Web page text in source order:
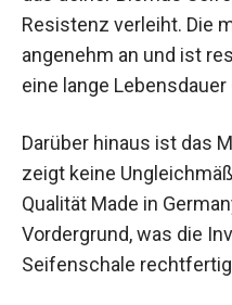
Resistenz verleiht. Die
angenehm an und ist
eine lange Lebensdauer
Darüber hinaus ist das
zeigt keine
Qualität Made in
Vordergrund, was die
Seifenschale